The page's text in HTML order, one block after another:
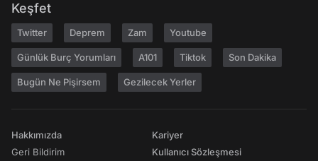
Keşfet
Twitter Deprem Zam Youtube
Günlük Burç Yorumları A101 Tiktok Son Dakika
Bugün Ne Pişirsem Gezilecek Yerler
Hakkımızda
Geri Bildirim
Kariyer
Kullanıcı Sözleşmesi